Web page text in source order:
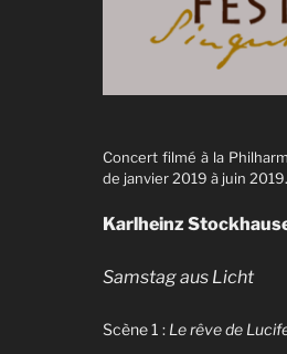
Concert filmé à la
de janvier 2019 à juin 2019.
Karlheinz
Samstag aus Licht
Scène 1 : Le rêve de